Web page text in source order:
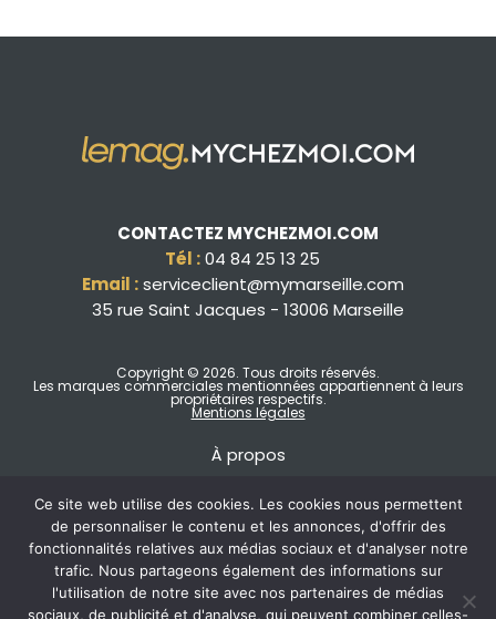
CONTACTEZ MYCHEZMOI.COM
Tél :04 84 25 13 25
Email : serviceclient@mymarseille.com
35 rue Saint Jacques - 13006 Marseille
Copyright © 2026. Tous droits réservés.
Les marques commerciales mentionnées appartiennent à leurs
propriétaires respectifs.
Mentions légales
À propos
Ce site web utilise des cookies. Les cookies nous permettent
de personnaliser le contenu et les annonces, d'offrir des
fonctionnalités relatives aux médias sociaux et d'analyser notre
trafic. Nous partageons également des informations sur
l'utilisation de notre site avec nos partenaires de médias
sociaux, de publicité et d'analyse, qui peuvent combiner celles-